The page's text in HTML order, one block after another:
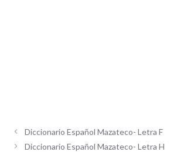
Diccionario Español Mazateco- Letra F
Diccionario Español Mazateco- Letra H